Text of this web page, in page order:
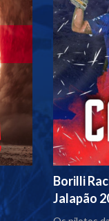
Borilli
Jalapão